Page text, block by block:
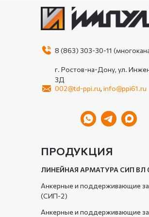
Анкерные и поддерживающие
Анкерные и поддерживающие
(СИП-2)
ЛИНЕЙНАЯ АРМАТУРА СИП ВЛ
ПРОДУКЦИЯ
002@td-ppi.ru, info@ppi61.ru
г. Ростов-на-Дону, ул.
3Д
8 (863) 303-30-11